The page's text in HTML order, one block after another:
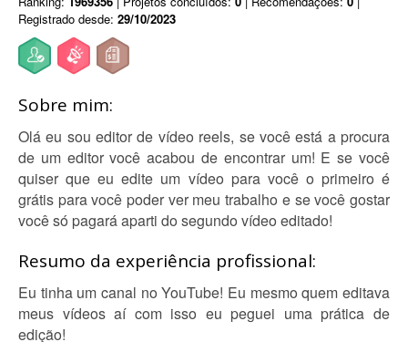
Registrado desde: 29/10/2023
Sobre mim:
Olá eu sou editor de vídeo reels, se você está a procura
de um editor você acabou de encontrar um! E se você
quiser que eu edite um vídeo para você o primeiro é
grátis para você poder ver meu trabalho e se você gostar
você só pagará aparti do segundo vídeo editado!
Resumo da experiência profissional:
Eu tinha um canal no YouTube! Eu mesmo quem editava
meus vídeos aí com isso eu peguei uma prática de
edição!